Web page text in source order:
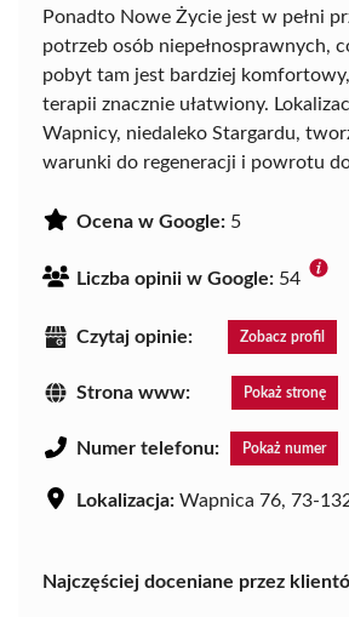
Ponadto Nowe Życie jest w pełni
potrzeb osób niepełnosprawnych,
pobyt tam jest bardziej
terapii znacznie ułatwiony.
Wapnicy, niedaleko Stargardu,
warunki do regeneracji i powrotu
Ocena w Google: 5
Liczba opinii w Google: 54
Czytaj opinie: Zobacz profil
Strona www: Pokaż stronę
Numer telefonu: Pokaż numer
Lokalizacja: Wapnica 76, 73-
Najczęściej doceniane przez